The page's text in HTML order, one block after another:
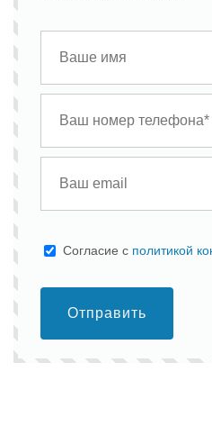
Cогласие с политикой
Отправить